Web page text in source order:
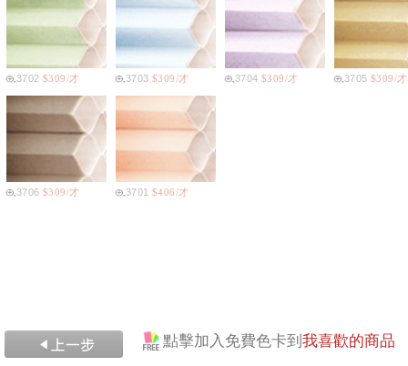
3702$309/才 3703$309/才 3704$309/才 3705$309/才
3706$309/才 3701$406/才
點擊加入免費色卡到 我喜歡的商品